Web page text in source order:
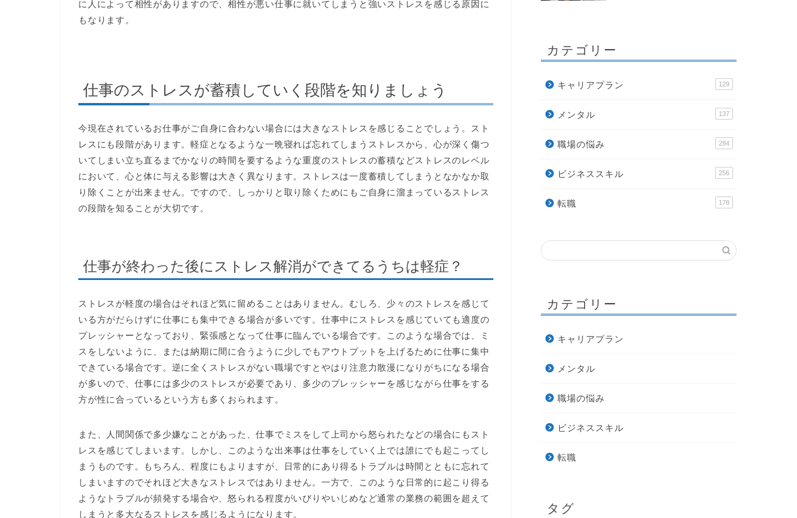
に人によって相性がありますので、相性が悪い仕事に就いてしまうと強いストレスを感じる原因に
もなります。
仕事のストレスが蓄積していく段階を知りましょう
今現在されているお仕事がご自身に合わない場合には大きなストレスを感じることでしょう。スト
レスにも段階があります。軽症となるような一晩寝れば忘れてしまうストレスから、心が深く傷つ
いてしまい立ち直るまでかなりの時間を要するような重度のストレスの蓄積などストレスのレベル
において、心と体に与える影響は大きく異なります。ストレスは一度蓄積してしまうとなかなか取
り除くことが出来ません。ですので、しっかりと取り除くためにもご自身に溜まっているストレス
の段階を知ることが大切です。
仕事が終わった後にストレス解消ができてるうちは軽症？
ストレスが軽度の場合はそれほど気に留めることはありません。むしろ、少々のストレスを感じて
いる方がだらけずに仕事にも集中できる場合が多いです。仕事中にストレスを感じていても適度の
プレッシャーとなっており、緊張感となって仕事に臨んでいる場合です。このような場合では、ミ
スをしないように、または納期に間に合うように少しでもアウトプットを上げるために仕事に集中
できている場合です。逆に全くストレスがない職場ですとやはり注意力散漫になりがちになる場合
が多いので、仕事には多少のストレスが必要であり、多少のプレッシャーを感じながら仕事をする
方が性に合っているという方も多くおられます。
また、人間関係で多少嫌なことがあった、仕事でミスをして上司から怒られたなどの場合にもスト
レスを感じてしまいます。しかし、このような出来事は仕事をしていく上では誰にでも起こってし
まうものです。もちろん、程度にもよりますが、日常的にあり得るトラブルは時間とともに忘れて
しまいますのでそれほど大きなストレスではありません。一方で、このような日常的に起こり得る
ようなトラブルが頻発する場合や、怒られる程度がいびりやいじめなど通常の業務の範囲を超えて
しまうと多大なるストレスを感じるようになります。
カテゴリー
キャリアプラン 129
メンタル 137
職場の悩み 284
ビジネススキル 256
転職 178
カテゴリー
キャリアプラン
メンタル
職場の悩み
ビジネススキル
転職
タグ